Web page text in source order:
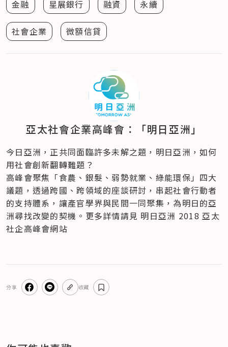
金融 星展銀行 融資 永續
社會企業 微額信貸
亞太社會企業高峰會：「明日亞洲」
今日亞洲，正共同面臨許多未解之題，明日亞洲，如何
用社會創新翻轉難題？
高峰會聚焦「食農、銀髮、弱勢就業、綠能環保」四大
議題，透過跨國、跨領域的座談研討，串起社會行動者
的支持體系，讓產官學界與民間一同聚集，為明日的亞
洲尋找改變的契機。更多詳情請見 明日亞洲 2018 亞太
社企高峰會網站
分享 收藏